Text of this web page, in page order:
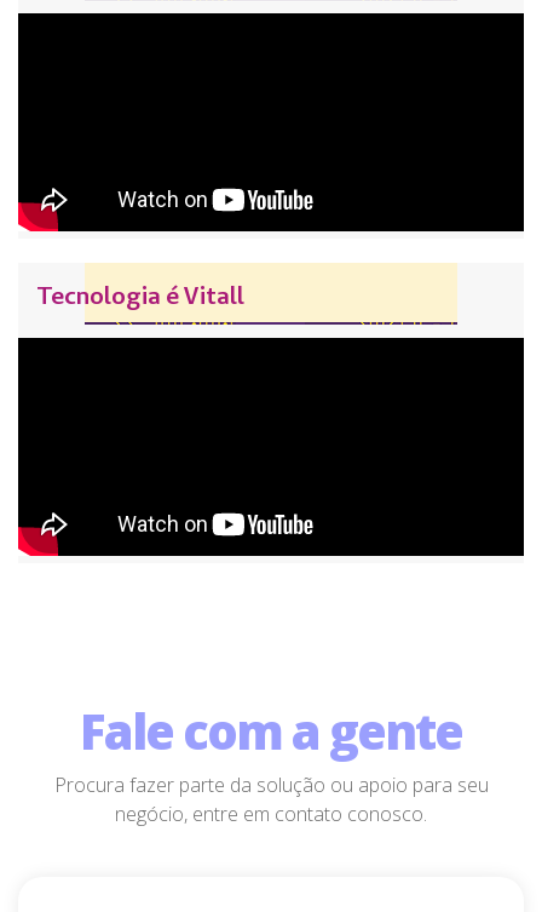
Tecnologia é Vitall
Fale com a gente
Procura fazer parte da solução ou apoio para seu
negócio, entre em contato conosco.